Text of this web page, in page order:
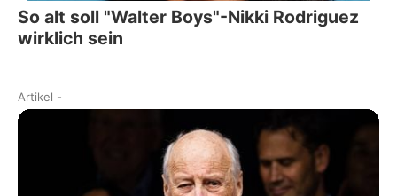
So alt soll "Walter Boys"-Nikki Rodriguez
wirklich sein
Artikel -